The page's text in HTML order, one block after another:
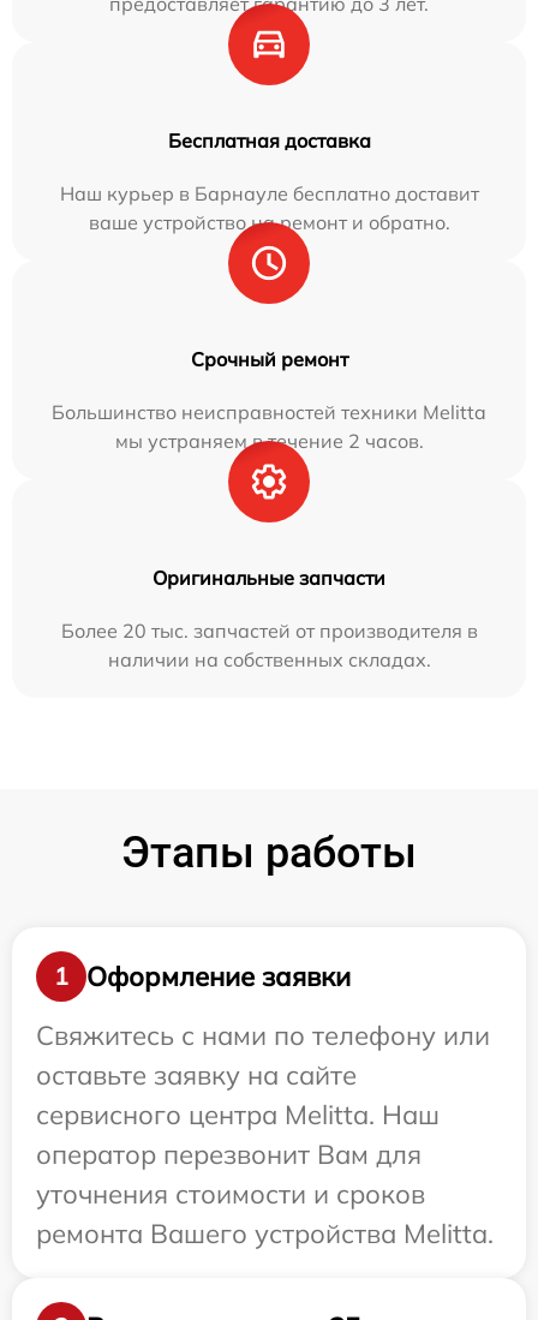
Бесплатная доставка
Наш курьер в Барнауле бесплатно доставит
ваше устройство на ремонт и обратно.
Срочный ремонт
Большинство неисправностей техники Melitta
мы устраняем в течение 2 часов.
Оригинальные запчасти
Более 20 тыс. запчастей от производителя в
наличии на собственных складах.
Этапы работы
1
Оформление заявки
Свяжитесь с нами по телефону или
оставьте заявку на сайте
сервисного центра Melitta. Наш
оператор перезвонит Вам для
уточнения стоимости и сроков
ремонта Вашего устройства Melitta.